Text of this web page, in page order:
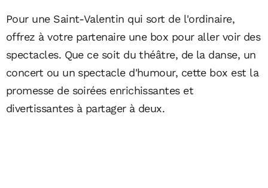
Pour une Saint-Valentin qui sort de l'ordinaire,
offrez à votre partenaire une box pour aller voir des
spectacles. Que ce soit du théâtre, de la danse, un
concert ou un spectacle d'humour, cette box est la
promesse de soirées enrichissantes et
divertissantes à partager à deux.